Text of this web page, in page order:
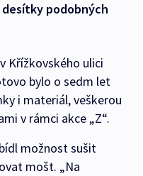
desítky podobných
Křížkovského ulici
bylo o sedm let
i materiál, veškerou
v rámci akce „Z“.
možnost sušit
mošt. „Na